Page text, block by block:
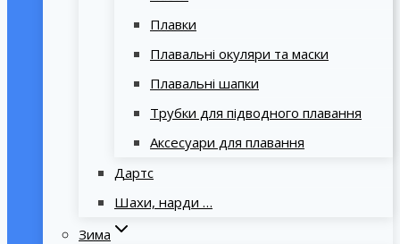
Плавки
Плавальні окуляри та маски
Плавальні шапки
Трубки для підводного плавання
Аксесуари для плавання
Дартс
Шахи, нарди …
Зима